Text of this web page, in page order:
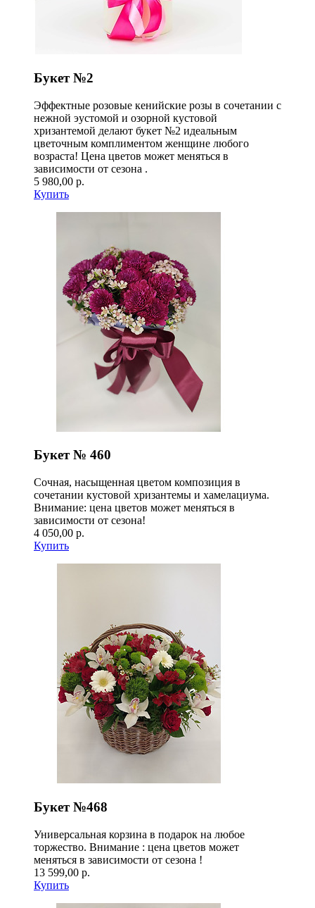
Букет №2
Эффектные розовые кенийские розы в сочетании с
нежной эустомой и озорной кустовой
хризантемой делают букет №2 идеальным
цветочным комплиментом женщине любого
возраста! Цена цветов может меняться в
зависимости от сезона .
5 980,00 р.
Купить
Букет № 460
Сочная, насыщенная цветом композиция в
сочетании кустовой хризантемы и хамелациума.
Внимание: цена цветов может меняться в
зависимости от сезона!
4 050,00 р.
Купить
Букет №468
Универсальная корзина в подарок на любое
торжество. Внимание : цена цветов может
меняться в зависимости от сезона !
13 599,00 р.
Купить